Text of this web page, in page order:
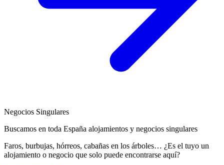
Negocios Singulares
Buscamos en toda España alojamientos y negocios singulares
Faros, burbujas, hórreos, cabañas en los árboles… ¿Es el tuyo un
alojamiento o negocio que solo puede encontrarse aquí?